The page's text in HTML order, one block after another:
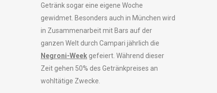
Getränk sogar eine eigene Woche
gewidmet. Besonders auch in München wird
in Zusammenarbeit mit Bars auf der
ganzen Welt durch Campari jährlich die
Negroni-Week gefeiert. Während dieser
Zeit gehen 50% des Getränkpreises an
wohltätige Zwecke.